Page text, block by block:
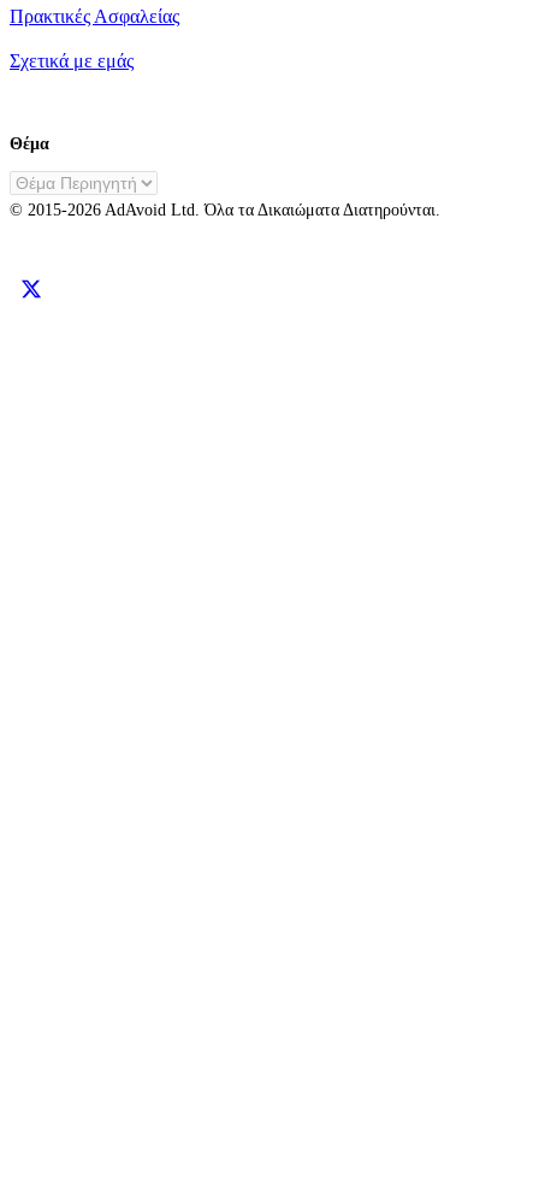
Πρακτικές Ασφαλείας
Σχετικά με εμάς
Θέμα
© 2015-2026 AdAvoid Ltd. Όλα τα Δικαιώματα Διατηρούνται.